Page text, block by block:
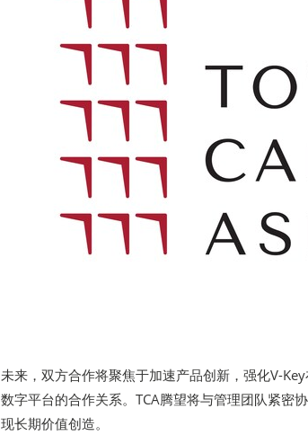
未来，双方合作将聚焦于加速产品创新，强化V-
数字平台的合作关系。TCA腾望将与管理团队紧密
现长期价值创造。